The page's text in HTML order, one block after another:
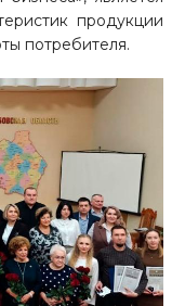
продукции
потребителя.